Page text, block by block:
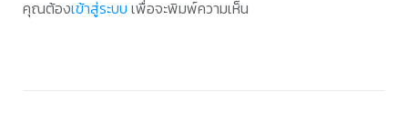
คุณต้องเข้าสู่ระบบ เพื่อจะพิมพ์ความเห็น